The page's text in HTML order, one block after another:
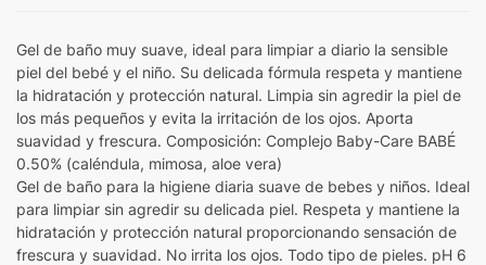
Gel de baño muy suave, ideal para limpiar a diario la sensible
piel del bebé y el niño. Su delicada fórmula respeta y mantiene
la hidratación y protección natural. Limpia sin agredir la piel de
los más pequeños y evita la irritación de los ojos. Aporta
suavidad y frescura. Composición: Complejo Baby-Care BABÉ
0.50% (caléndula, mimosa, aloe vera)
Gel de baño para la higiene diaria suave de bebes y niños. Ideal
para limpiar sin agredir su delicada piel. Respeta y mantiene la
hidratación y protección natural proporcionando sensación de
frescura y suavidad. No irrita los ojos. Todo tipo de pieles. pH 6